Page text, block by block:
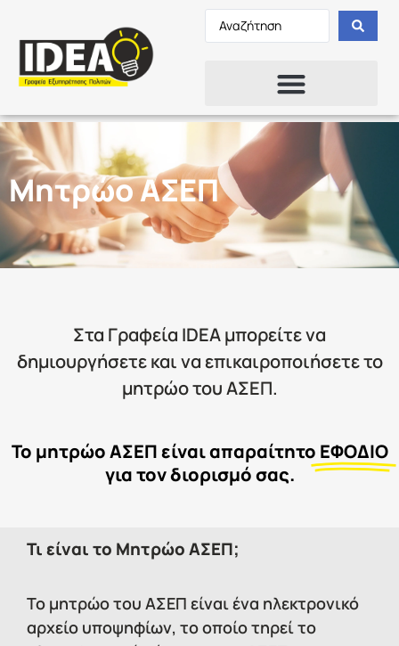
Μητρώο ΑΣΕΠ
Στα Γραφεία IDEA μπορείτε να
δημιουργήσετε και να επικαιροποιήσετε το
μητρώο του ΑΣΕΠ.
Το μητρώο ΑΣΕΠ είναι απαραίτητο ΕΦΟΔΙΟ
για τον διορισμό σας.
Τι είναι το Μητρώο ΑΣΕΠ;
Το μητρώο του ΑΣΕΠ είναι ένα ηλεκτρονικό
αρχείο υποψηφίων, το οποίο τηρεί το